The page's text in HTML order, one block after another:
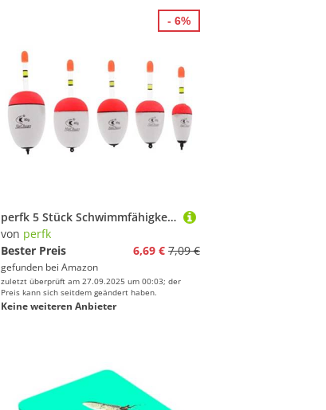
perfk 5 Stück Schwimmfähigkeit Angeln Floats Posen Angeln Schwimmer Bobber 10-50g - 10-50g
von perfk
Bester Preis
6,69 € 7,09 €
gefunden bei Amazon
zuletzt überprüft am 27.09.2025 um 00:03; der
Preis kann sich seitdem geändert haben.
Keine weiteren Anbieter
- 6%